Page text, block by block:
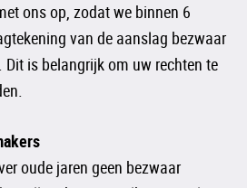
ons op, zodat we binnen 6
van de aanslag bezwaar
Dit is belangrijk om uw rechten te
oude jaren geen bezwaar